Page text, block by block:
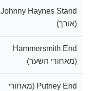
Johnny Haynes Stand
(אורך)
Hammersmith End
(מאחורי השער)
Putney End (מאחורי